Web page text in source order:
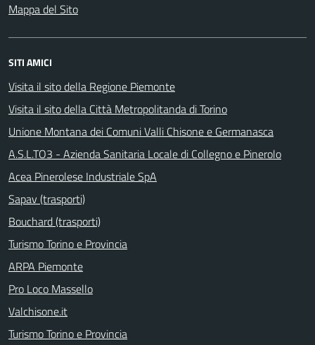
Mappa del Sito
SITI AMICI
Visita il sito della Regione Piemonte
Visita il sito della Città Metropolitanda di Torino
Unione Montana dei Comuni Valli Chisone e Germanasca
A.S.L.TO3 - Azienda Sanitaria Locale di Collegno e Pinerolo
Acea Pinerolese Industriale SpA
Sapav (trasporti)
Bouchard (trasporti)
Turismo Torino e Provincia
ARPA Piemonte
Pro Loco Massello
Valchisone.it
Turismo Torino e Provincia